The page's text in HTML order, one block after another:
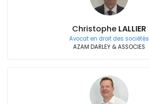
Christophe LALLIER
Avocat en droit des sociétés
AZAM DARLEY & ASSOCIES